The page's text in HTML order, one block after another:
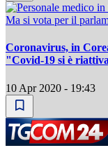
Ma si vota per il
Coronavirus, in
"Covid-19 si è
10 Apr 2020 - 19:43